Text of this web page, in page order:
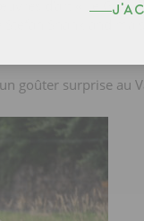
d’art « Le
Stefan Shankland
goûter surprise au